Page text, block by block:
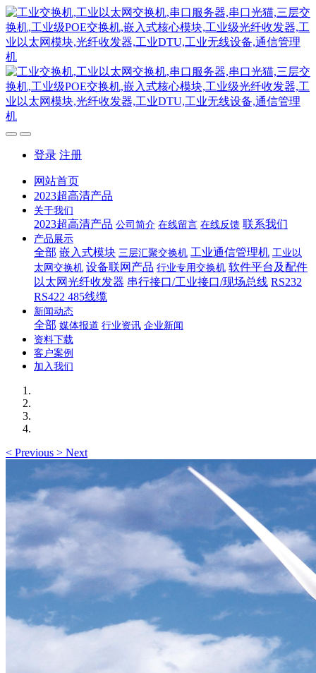
登录 注册
网站首页
2023超高清产品
关于我们
2023超高清产品 公司简介 在线留言 在线反馈 联系我们
产品展示
全部 嵌入式模块 三层汇聚交换机 工业通信管理机 工业以
太网交换机 设备联网产品 行业专用交换机 软件平台及配件
以太网光纤收发器 串行接口/工业接口/现场总线 RS232
RS422 485线缆
新闻动态
全部 媒体报道 行业资讯 企业新闻
资料下载
客户案例
加入我们
< Previous > Next